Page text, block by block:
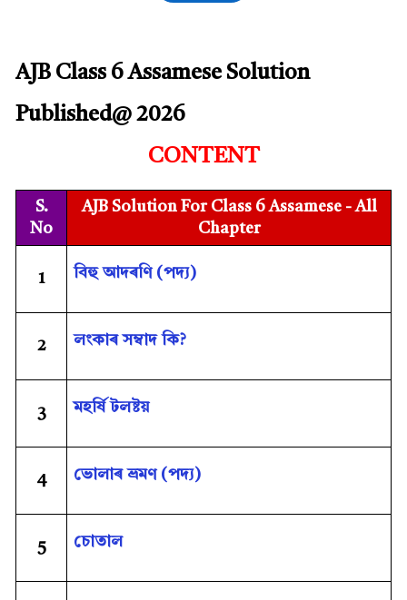
AJB Class 6 Assamese Solution
Published@ 2026
CONTENT
S.
No
AJB Solution For Class 6 Assamese - All
Chapter
1 বিহু আদৰণি (পদ্য)
2 লংকাৰ সম্বাদ কি?
3 মহৰ্ষি টলষ্টয়
4 ভোলাৰ ভ্ৰমণ (পদ্য)
5 চোতাল